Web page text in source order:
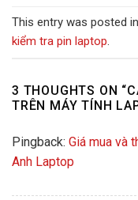
This entry was posted in
kiểm tra pin laptop.
3 THOUGHTS ON “
TRÊN MÁY TÍNH
Pingback: Giá mua và
Anh Laptop